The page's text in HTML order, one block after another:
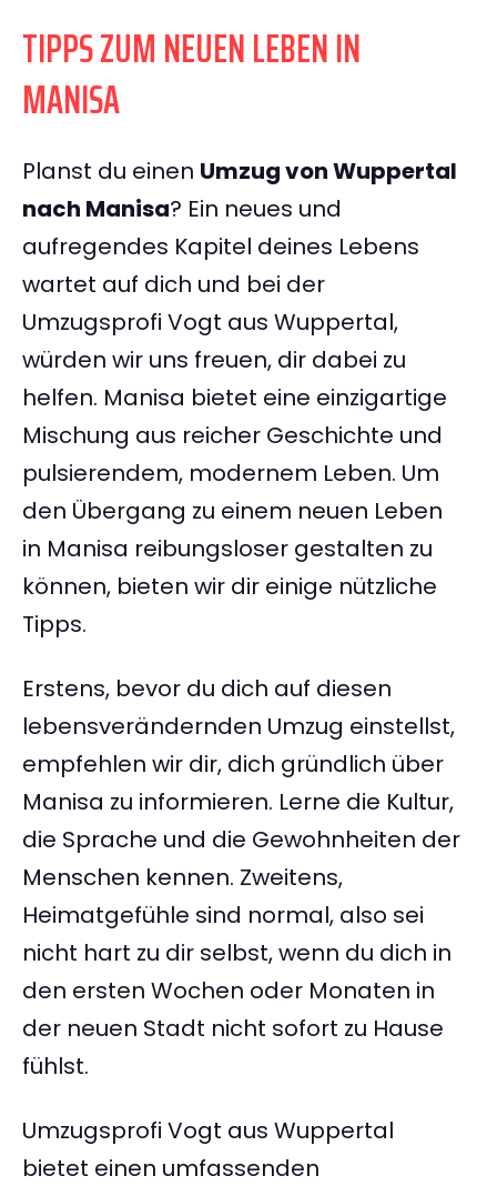
TIPPS ZUM NEUEN LEBEN IN
MANISA
Planst du einen Umzug von Wuppertal
nach Manisa? Ein neues und
aufregendes Kapitel deines Lebens
wartet auf dich und bei der
Umzugsprofi Vogt aus Wuppertal,
würden wir uns freuen, dir dabei zu
helfen. Manisa bietet eine einzigartige
Mischung aus reicher Geschichte und
pulsierendem, modernem Leben. Um
den Übergang zu einem neuen Leben
in Manisa reibungsloser gestalten zu
können, bieten wir dir einige nützliche
Tipps.
Erstens, bevor du dich auf diesen
lebensverändernden Umzug einstellst,
empfehlen wir dir, dich gründlich über
Manisa zu informieren. Lerne die Kultur,
die Sprache und die Gewohnheiten der
Menschen kennen. Zweitens,
Heimatgefühle sind normal, also sei
nicht hart zu dir selbst, wenn du dich in
den ersten Wochen oder Monaten in
der neuen Stadt nicht sofort zu Hause
fühlst.
Umzugsprofi Vogt aus Wuppertal
bietet einen umfassenden